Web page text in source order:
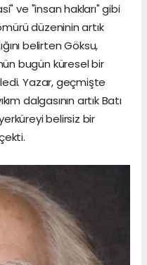
ve "insan hakları" gibi
düzeninin artık
belirten Göksu,
bugün küresel bir
Yazar, geçmişte
dalgasının artık Batı
belirsiz bir